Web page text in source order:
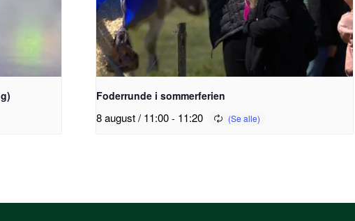
Foderrunde i sommerferien
8 august / 11:00 - 11:20